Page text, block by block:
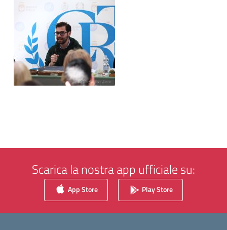
Scarica la nostra app ufficiale su:
App Store Play Store